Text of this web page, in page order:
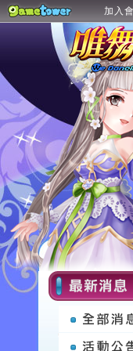
加入